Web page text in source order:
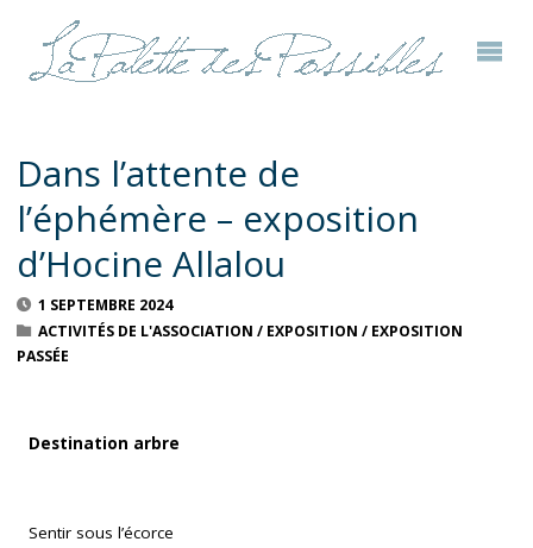
Dans l’attente de
l’éphémère – exposition
d’Hocine Allalou
1 SEPTEMBRE 2024
ACTIVITÉS DE L'ASSOCIATION / EXPOSITION / EXPOSITION
PASSÉE
Destination arbre
Sentir sous l’écorce